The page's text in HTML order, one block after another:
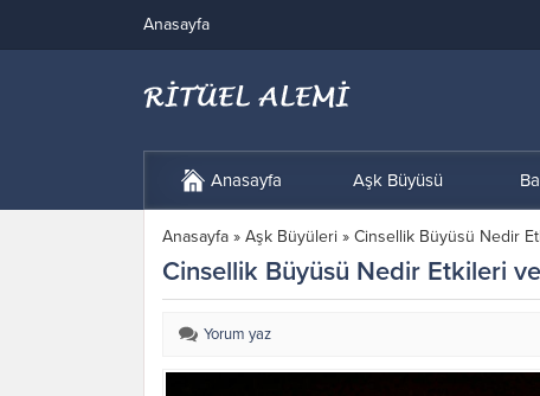
Anasayfa
Anasayfa Aşk Büyüsü
Anasayfa » Aşk Büyüleri » Cinsellik Büyüsü Nedir
Cinsellik Büyüsü Nedir Etkileri
Yorum yaz